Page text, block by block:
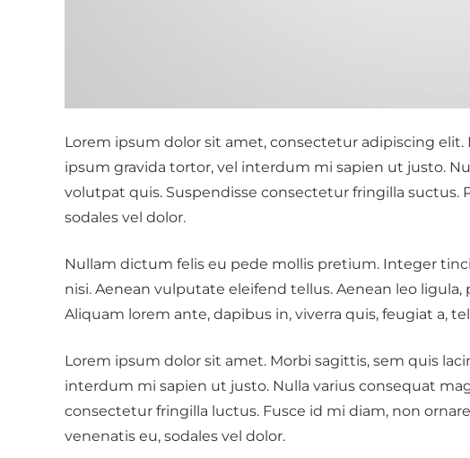
Lorem ipsum dolor sit amet, consectetur adipiscing elit.
ipsum gravida tortor, vel interdum mi sapien ut justo.
volutpat quis. Suspendisse consectetur fringilla suctus.
sodales vel dolor.
Nullam dictum felis eu pede mollis pretium. Integer
nisi. Aenean vulputate eleifend tellus. Aenean leo
Aliquam lorem ante, dapibus in, viverra quis, feugiat a,
Lorem ipsum dolor sit amet. Morbi sagittis, sem quis
interdum mi sapien ut justo. Nulla varius consequat
consectetur fringilla luctus. Fusce id mi diam, non
venenatis eu, sodales vel dolor.